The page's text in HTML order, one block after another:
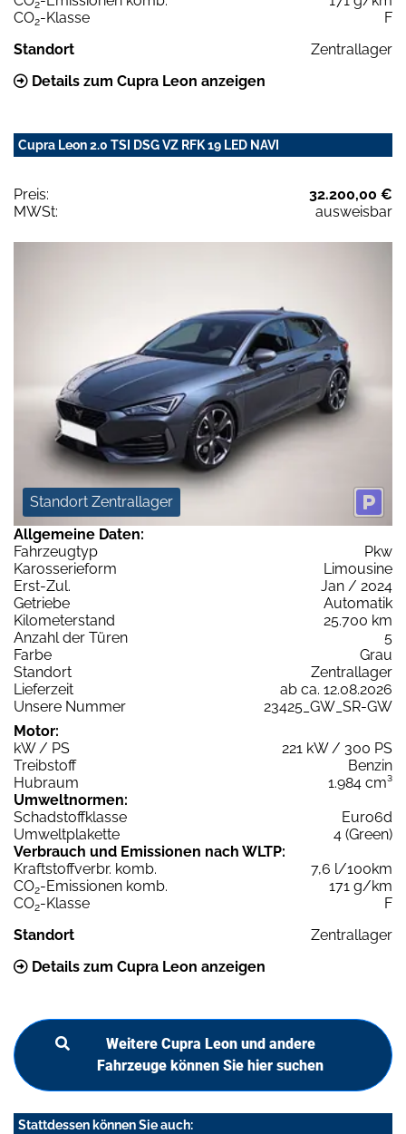
2
CO2-Klasse
F
Standort
Zentrallager
Details zum Cupra Leon anzeigen
Cupra Leon 2.0 TSI DSG VZ RFK 19 LED NAVI
Preis:
32.200,00 €
MWSt:
ausweisbar
Standort Zentrallager
Allgemeine Daten:
Fahrzeugtyp
Pkw
Karosserieform
Limousine
Erst-Zul.
Jan / 2024
Getriebe
Automatik
Kilometerstand
25.700 km
Anzahl der Türen
5
Farbe
Grau
Standort
Zentrallager
Lieferzeit
ab ca. 12.08.2026
Unsere Nummer
23425_GW_SR-GW
Motor:
kW / PS
221 kW / 300 PS
Treibstoff
Benzin
Hubraum
1.984 cm³
Umweltnormen:
Schadstoffklasse
Euro6d
Umweltplakette
4 (Green)
Verbrauch und Emissionen nach WLTP:
Kraftstoffverbr. komb.
7,6 l/100km
CO2-Emissionen komb.
171 g/km
CO2-Klasse
F
Standort
Zentrallager
Details zum Cupra Leon anzeigen
Weitere Cupra Leon und andere
Fahrzeuge können Sie hier suchen
Stattdessen können Sie auch: